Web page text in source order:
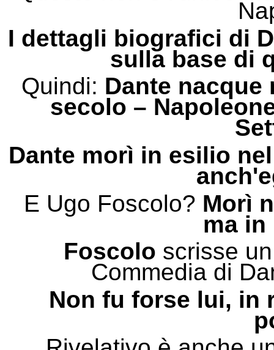
I dettagli biografici di
sulla base di
Quindi: Dante nacque
secolo –
Dante morì in esilio
E Ugo Foscolo? Morì
ma in
Foscolo scrisse
Commedia di
Non fu forse lui, in